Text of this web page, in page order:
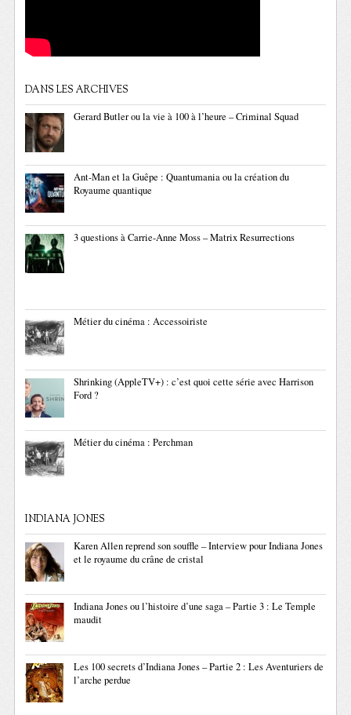
DANS LES ARCHIVES
Gerard Butler ou la vie à 100 à l’heure – Criminal Squad
Ant-Man et la Guêpe : Quantumania ou la création du
Royaume quantique
3 questions à Carrie-Anne Moss – Matrix Resurrections
Métier du cinéma : Accessoiriste
Shrinking (AppleTV+) : c’est quoi cette série avec Harrison
Ford ?
Métier du cinéma : Perchman
INDIANA JONES
Karen Allen reprend son souffle – Interview pour Indiana Jones
et le royaume du crâne de cristal
Indiana Jones ou l’histoire d’une saga – Partie 3 : Le Temple
maudit
Les 100 secrets d’Indiana Jones – Partie 2 : Les Aventuriers de
l’arche perdue